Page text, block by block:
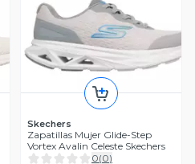
Skechers
Zapatillas Mujer Glide-Step
Vortex Avalin Celeste Skechers
0(0)